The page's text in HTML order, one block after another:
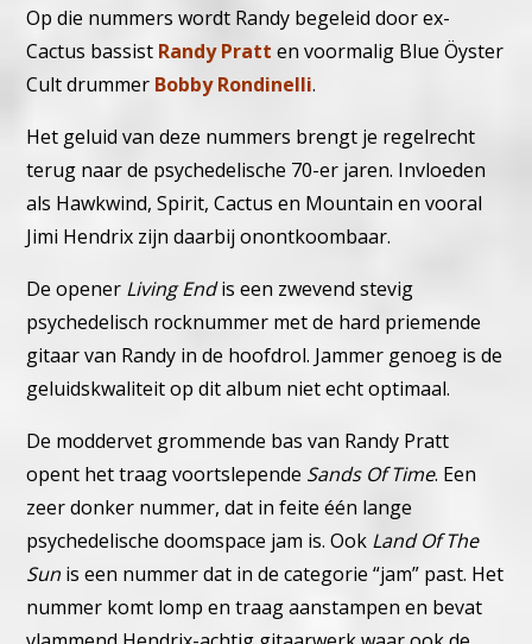
Op die nummers wordt Randy begeleid door ex-
Cactus bassist Randy Pratt en voormalig Blue Öyster
Cult drummer Bobby Rondinelli.
Het geluid van deze nummers brengt je regelrecht
terug naar de psychedelische 70-er jaren. Invloeden
als Hawkwind, Spirit, Cactus en Mountain en vooral
Jimi Hendrix zijn daarbij onontkoombaar.
De opener Living Endis een zwevend stevig
psychedelisch rocknummer met de hard priemende
gitaar van Randy in de hoofdrol. Jammer genoeg is de
geluidskwaliteit op dit album niet echt optimaal.
De moddervet grommende bas van Randy Pratt
opent het traag voortslepende Sands Of Time. Een
zeer donker nummer, dat in feite één lange
psychedelische doomspace jam is.Ook Land Of The
Sun is een nummer dat in de categorie “jam” past. Het
nummer komt lomp en traag aanstampen en bevat